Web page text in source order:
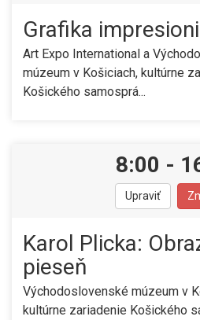
Grafika
Art Expo International a
múzeum v Košiciach, kultúrne
Košického samosprá...
8:00 -
Upraviť
Karol Plicka:
pieseň
Východoslovenské múzeum v
kultúrne zariadenie Košického